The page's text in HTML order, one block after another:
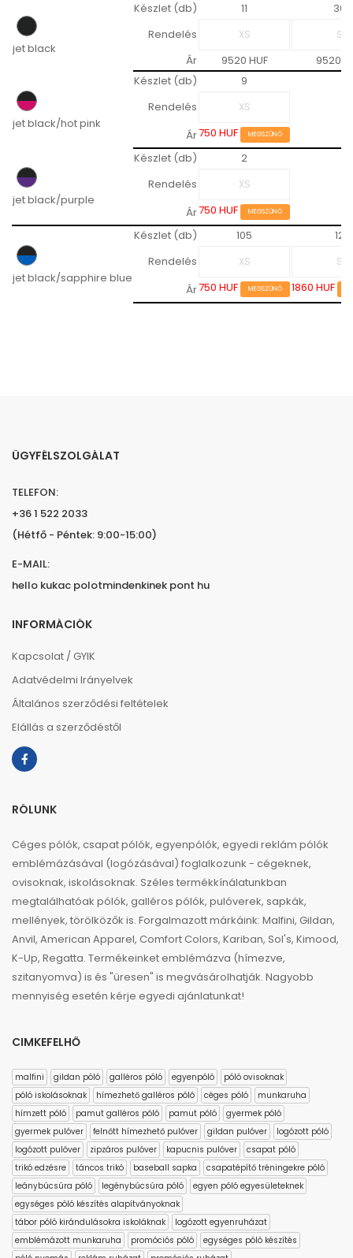
jet black
Készlet (db) 11
30
Rendelés
Ár
9520 HUF 9520
jet black/hot pink
Készlet (db)
9
Rendelés
Ár750 HUF MEGSZŰNŐ
jet black/purple
Készlet (db)
2
Rendelés
Ár750 HUF MEGSZŰNŐ
jet black/sapphire blue
Készlet (db) 105
12
Rendelés
Ár750 HUF MEGSZŰNŐ 1860 HUF
ÜGYFÉLSZOLGÁLAT
TELEFON:
+36 1 522 2033
(Hétfő - Péntek: 9:00-15:00)
E-MAIL:
hello kukac polotmindenkinek pont hu
INFORMÁCIÓK
Kapcsolat / GYIK
Adatvédelmi Irányelvek
Általános szerződési feltételek
Elállás a szerződéstől
RÓLUNK
Céges pólók, csapat pólók, egyenpólók, egyedi reklám pólók
emblémázásával (logózásával) foglalkozunk - cégeknek,
ovisoknak, iskolásoknak. Széles termékkínálatunkban
megtalálhatóak pólók, galléros pólók, pulóverek, sapkák,
mellények, törölközők is. Forgalmazott márkáink: Malfini, Gildan,
Anvil, American Apparel, Comfort Colors, Kariban, Sol's, Kimood,
K-Up, Regatta. Termékeinket emblémázva (hímezve,
szitanyomva) is és "üresen" is megvásárolhatják. Nagyobb
mennyiség esetén kérje egyedi ajánlatunkat!
CIMKEFELHŐ
malfini gildan póló galléros póló egyenpóló
póló ovisoknak
póló iskolásoknak
hímezhető galléros póló céges póló
munkaruha
hímzett póló
pamut galléros póló pamut póló
gyermek póló
gyermek pulóver
felnőtt hímezhető pulóver gildan pulóver
logózott póló
logózott pulóver
zipzáros pulóver kapucnis pulóver
csapat póló
trikó edzésre
táncos trikó baseball sapka
csapatépítő tréningekre póló
leánybúcsúra póló
legénybúcsúra póló
egyen póló egyesületeknek
egységes póló készítés alapítványoknak
tábor póló kirándulásokra iskoláknak
logózott egyenruházat
emblémázott munkaruha
promóciós póló
egységes póló készítés